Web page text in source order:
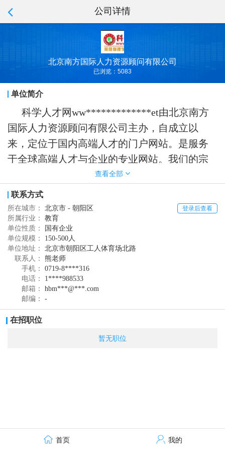
公司详情
北京南方国际人力资源顾问有限公司
已浏览：5083
单位简介
科学人才网ww*************et由北京南方
国际人力资源顾问有限公司主办，自成立以
来，定位于国内高端人才的门户网站。是服务
于全球高端人才与企业的专业网站。我们的宗
旨“用户至上”，我们的口号“构建全球科学人才
第一社区”。科学人才网旨在建设以高端人才为
主体，互联网络平台为基础，客户招聘效果为
核心，优质服务为 导向的网络招聘服务机构。
科学人才网通过技术、服务及网络招聘商业模
式的创新，避免和其他人 才网站同质化的竞
争，为用人单位提供信息分类查询、人才招聘
宣传、人才简历推荐及筛选、人才测评、项目
式招聘解决方案等专业的人才引进服务。科学
人才网自2002年4月成立以来，是高端人才引进
查看全部
联系方式
登录后查看
所在城市：
北京市 - 朝阳区
所属行业：
教育
单位性质：
国有企业
单位规模：
150-500人
单位地址：
北京市朝阳区工人体育场北路
联系人：
熊老师
手机：
0719-8****316
电话：
1****988533
邮箱：
hbm***@***.com
邮编：
-
在招职位
暂无职位
首页 我的